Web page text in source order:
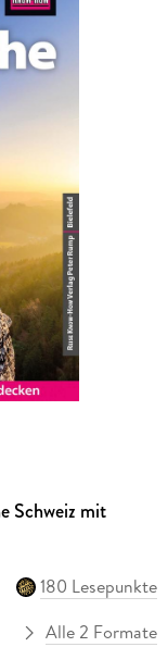
Schweiz mit
180 Lesepunkte
Alle 2 Formate